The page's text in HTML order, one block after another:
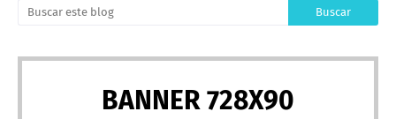
BANNER 728X90